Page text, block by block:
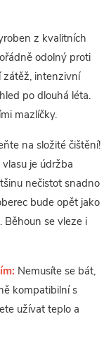
z kvalitních
odolný proti
zátěž, intenzivní
po dlouhá léta.
mazlíčky.
na složité čištění!
je údržba
nečistot snadno
bude opět jako
Běhoun se vleze i
Nemusíte se bát,
kompatibilní s
užívat teplo a